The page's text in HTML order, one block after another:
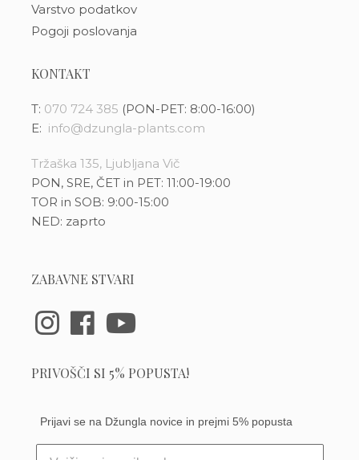
Varstvo podatkov
Pogoji poslovanja
KONTAKT
T: 070 724 385 (PON-PET: 8:00-16:00)
E: info@dzungla-plants.com
Tržaška 135, Ljubljana Vič
PON, SRE, ČET in PET: 11:00-19:00
TOR in SOB: 9:00-15:00
NED: zaprto
ZABAVNE STVARI
PRIVOŠČI SI 5% POPUSTA!
Prijavi se na Džungla novice in prejmi 5% popusta